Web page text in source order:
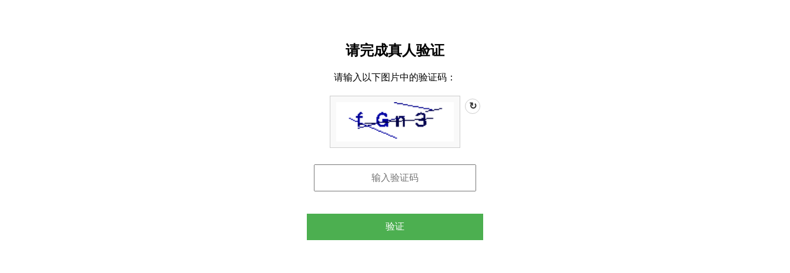
请完成真人验证
请输入以下图片中的验证码：
↻
验证